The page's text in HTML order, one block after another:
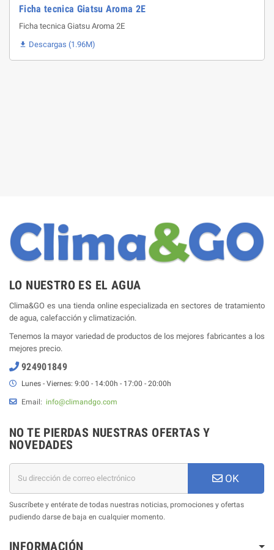
Ficha tecnica Giatsu Aroma 2E
Ficha tecnica Giatsu Aroma 2E
 Descargas (1.96M)
LO NUESTRO ES EL AGUA
Clima&GO es una tienda online especializada en sectores de tratamiento
de agua, calefacción y climatización.
Tenemos la mayor variedad de productos de los mejores fabricantes a los
mejores precio.
924901849
Lunes - Viernes: 9:00 - 14:00h - 17:00 - 20:00h
Email: info@climandgo.com
NO TE PIERDAS NUESTRAS OFERTAS Y
NOVEDADES
OK
Suscríbete y entérate de todas nuestras noticias, promociones y ofertas
pudiendo darse de baja en cualquier momento.
INFORMACIÓN